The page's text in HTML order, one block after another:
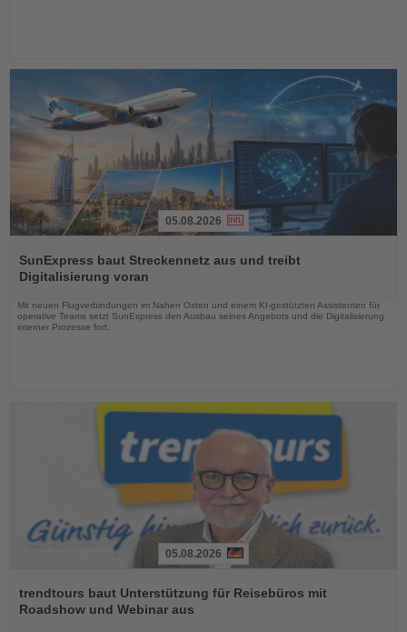
Sie
die
Nachrichten
05.08.2026
SunExpress baut Streckennetz aus und treibt
Digitalisierung voran
Mit neuen Flugverbindungen im Nahen Osten und einem KI-gestützten Assistenten für
operative Teams setzt SunExpress den Ausbau seines Angebots und die Digitalisierung
interner Prozesse fort.
Sie
die
05.08.2026
trendtours baut Unterstützung für Reisebüros mit
Roadshow und Webinar aus